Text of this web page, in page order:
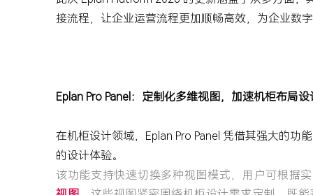
接流程，让企业运营流程更加顺畅高效，为企业数
Eplan Pro Panel：定制化多维视图，加速机柜布局设
在机柜设计领域，Eplan Pro Panel 凭借其强大的功
的设计体验。
该功能支持快速切换多种视图模式，用户可根据